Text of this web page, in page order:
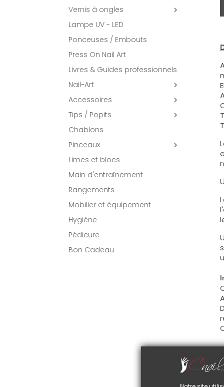
Vernis à ongles

Lampe UV - LED
Ponceuses / Embouts
Press On Nail Art
Livres & Guides professionnels
Nail-Art

Accessoires 
Tips / Popits 
Chablons
Pinceaux

Limes et blocs
Main d'entraînement
Rangements
Mobilier et équipement
Hygiène
Pédicure
Bon Cadeau